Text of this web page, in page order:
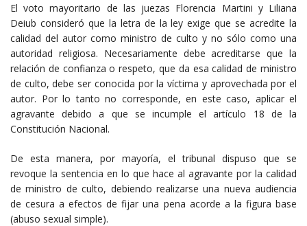
El voto mayoritario de las juezas Florencia Martini y Liliana
Deiub consideró que la letra de la ley exige que se acredite la
calidad del autor como ministro de culto y no sólo como una
autoridad religiosa. Necesariamente debe acreditarse que la
relación de confianza o respeto, que da esa calidad de ministro
de culto, debe ser conocida por la víctima y aprovechada por el
autor. Por lo tanto no corresponde, en este caso, aplicar el
agravante debido a que se incumple el artículo 18 de la
Constitución Nacional.
De esta manera, por mayoría, el tribunal dispuso que se
revoque la sentencia en lo que hace al agravante por la calidad
de ministro de culto, debiendo realizarse una nueva audiencia
de cesura a efectos de fijar una pena acorde a la figura base
(abuso sexual simple).